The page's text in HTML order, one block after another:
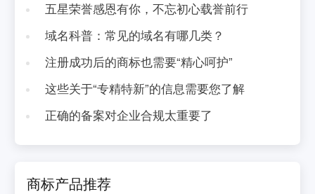
五星荣誉感恩有你，不忘初心载誉前行
域名科普：常见的域名有哪几类？
注册成功后的商标也需要“精心呵护”
这些关于“专精特新”的信息需要您了解
正确的备案对企业合规太重要了
商标产品推荐